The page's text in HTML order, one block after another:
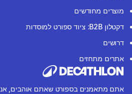
מוצרים מחודשים
דקטלון B2B: ציוד ספורט למוסדות
דרושים
אתרים מתחזים
אתם מתאמנים בספורט שאתם אוהבים,